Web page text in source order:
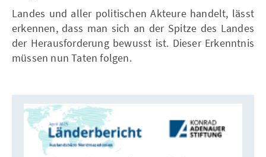
Landes und aller politischen Akteure handelt, lässt
erkennen, dass man sich an der Spitze des Landes
der Herausforderung bewusst ist. Dieser Erkenntnis
müssen nun Taten folgen.